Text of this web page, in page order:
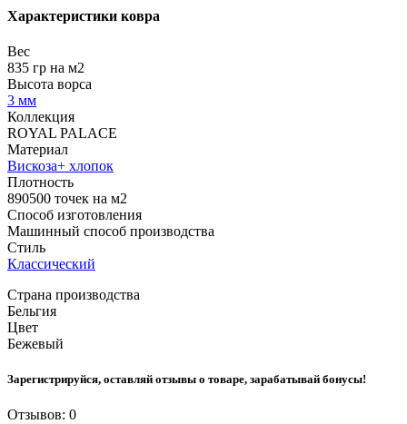
Характеристики ковра
Вес
835 гр на м2
Высота ворса
3 мм
Коллекция
ROYAL PALACE
Материал
Вискоза+ хлопок
Плотность
890500 точек на м2
Способ изготовления
Машинный способ производства
Стиль
Классический
Страна производства
Бельгия
Цвет
Бежевый
Зарегистрируйся, оставляй отзывы о товаре, зарабатывай бонусы!
Отзывов: 0